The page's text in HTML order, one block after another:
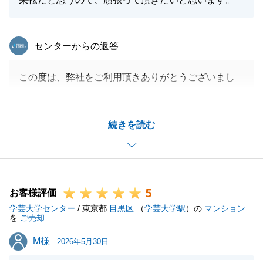
続きを読む
東急リバブル
センターからの返答
この度は、弊社をご利用頂きありがとうございまし
更になってしまったこと、お詫び申し上げます。
S様のご協力もあり、全体的にスムーズなお取引がで
きたと前任者からも聞いており、私も嬉しく思いま
今後もお気軽にご相談頂ければと思いますので、宜し
くお願い致します。
お客様評価 5
学芸大学センター / 東京都 目黒区 （学芸大学駅）の マンション
を ご売却
M様
M様 2026年5月30日